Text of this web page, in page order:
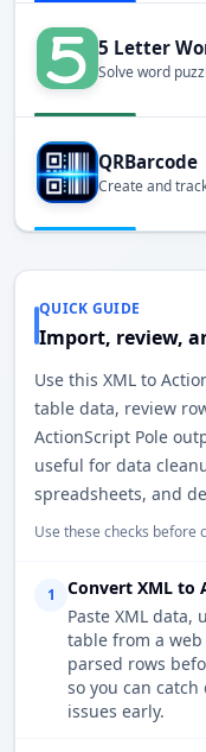
5 Letter
Solve word
QRBarcode
Create and
QUICK GUIDE
Import, review,
Use this XML to
table data, review
ActionScript Pole
useful for data
spreadsheets, and
Use these checks before
1
Convert XML to
Paste XML
table from a
parsed rows
so you can
issues early.